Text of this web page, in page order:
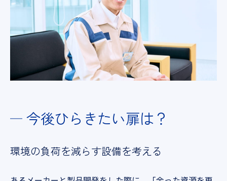
今後ひらきたい扉は？
環境の負荷を減らす設備を考える